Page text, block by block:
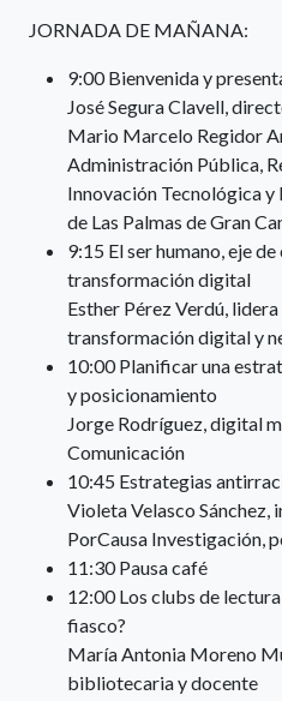
JORNADA DE MAÑANA:
9:00 Bienvenida y
José Segura Clavell,
Mario Marcelo Regidor
Administración Pública,
Innovación Tecnológica
de Las Palmas de Gran
9:15 El ser humano, eje
transformación digital
Esther Pérez Verdú,
transformación digital y
10:00 Planificar una
y posicionamiento
Jorge Rodríguez, digital
Comunicación
10:45 Estrategias
Violeta Velasco Sánchez,
PorCausa Investigación,
11:30 Pausa café
12:00 Los clubs de
fiasco?
María Antonia Moreno
bibliotecaria y docente